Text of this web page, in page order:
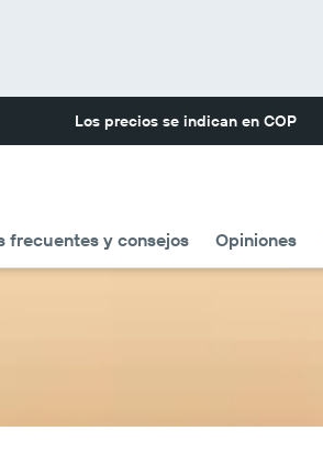
Los precios se indican en COP
frecuentes y consejos Opiniones